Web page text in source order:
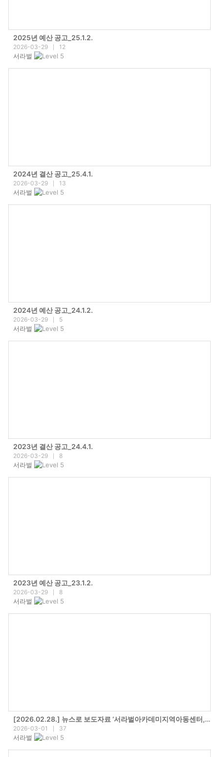
2025년 예산 공고_25.1.2.
2026-03-29 12
서라벌
2024년 결산 공고_25.4.1.
2026-03-29 13
서라벌
2024년 예산 공고_24.1.2.
2026-03-29 5
서라벌
2023년 결산 공고_24.4.1.
2026-03-29 8
서라벌
2023년 예산 공고_23.1.2.
2026-03-29 8
서라벌
[2026.02.28.] 뉴스로 보도자료 ‘서라벌아카데미지역아동센터, 고3 2명 전원 대학 합격’
2026-03-01 37
서라벌